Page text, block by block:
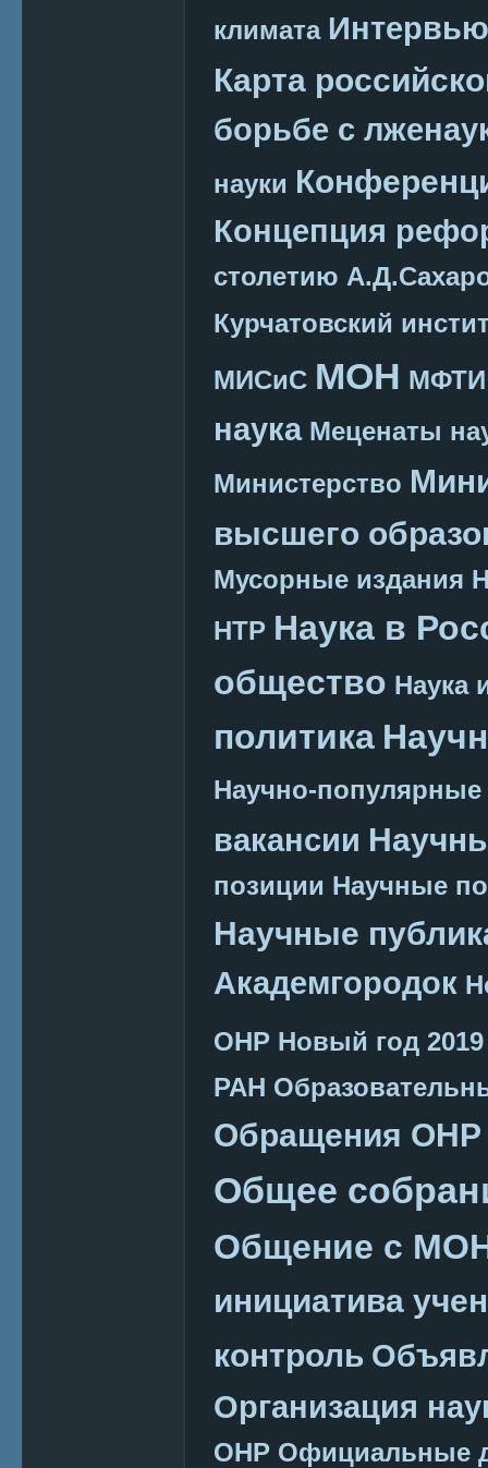
климата Интервью
Карта
борьбе с
науки
Концепция
столетию
Курчатовский
МИСиС МОН МФТИ
наука Меценаты
Министерство
высшего
Мусорные издания
НТР Наука в
общество Наука
политика
Научно-
вакансии
позиции Научные
Научные
Академгородок
ОНР Новый год 2019
РАН
Обращения ОНР
Общее
Общение с
инициатива
контроль
Организация
ОНР Официальные